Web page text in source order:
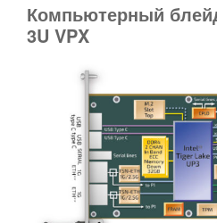
Компьютерный
3U VPX